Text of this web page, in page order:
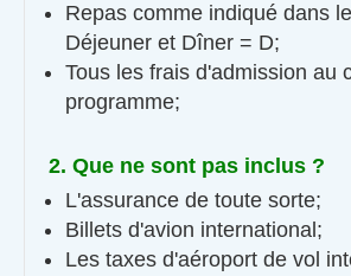
Repas comme indiqué dans
Déjeuner et Dîner = D;
Tous les frais d'admission au
programme;
2. Que ne sont pas inclus ?
L'assurance de toute sorte;
Billets d'avion international;
Les taxes d'aéroport de vol